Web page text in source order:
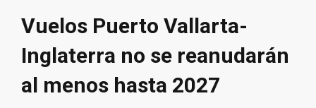
Vuelos Puerto Vallarta-
Inglaterra no se reanudarán
al menos hasta 2027